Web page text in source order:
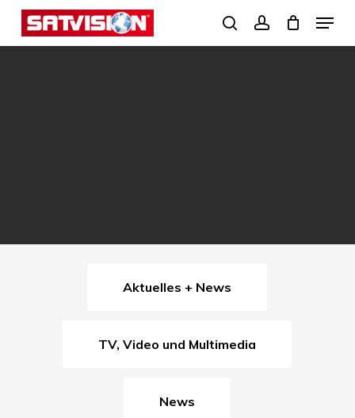
Skip
search
Menu
Aktuelles + News
TV, Video und Multimedia
News